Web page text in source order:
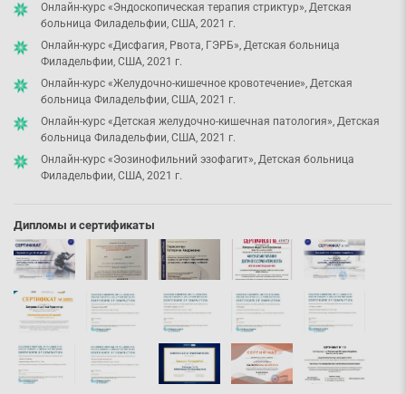
Онлайн-курс «Эндоскопическая терапия стриктур», Детская
больница Филадельфии, США, 2021 г.
Онлайн-курс «Дисфагия, Рвота, ГЭРБ», Детская больница
Филадельфии, США, 2021 г.
Онлайн-курс «Желудочно-кишечное кровотечение», Детская
больница Филадельфии, США, 2021 г.
Онлайн-курс «Детская желудочно-кишечная патология», Детская
больница Филадельфии, США, 2021 г.
Онлайн-курс «Эозинофильний эзофагит», Детская больница
Филадельфии, США, 2021 г.
Дипломы и сертификаты